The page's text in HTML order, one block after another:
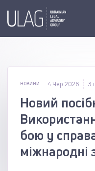
НОВИНИ 4 Чер 2026 3
Новий
бою у
міжнародні